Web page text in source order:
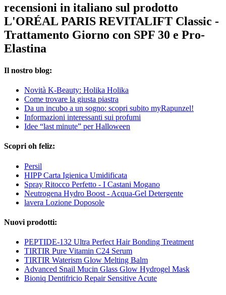
recensioni in italiano sul prodotto
L'ORÉAL PARIS REVITALIFT Classic -
Trattamento Giorno con SPF 30 e Pro-
Elastina
Il nostro blog:
Novità K-Beauty: Holika Holika
Come trovare la giusta piastra
Da un incubo a un sogno: scopri subito myRapunzel!
Informazioni interessanti sui profumi
Idee “last minute” per Halloween
Scopri oh feliz:
Persil
HIPP Carta Igienica Umidificata
Spray Ritocco Perfetto - I Castani Mogano
Neutrogena Hydro Boost - Acqua-Gel Detergente
lavera Lozione Doposole
Nuovi prodotti:
PEPTIDE-132 Ultra Perfect Hair Bonding Treatment
TIRTIR Pure Vitamin C24 Serum
TIRTIR Waterism Glow Melting Balm
Advanced Snail Mucin Glass Glow Hydrogel Mask
Bioniq Dentifricio Repair Sensitive Acute